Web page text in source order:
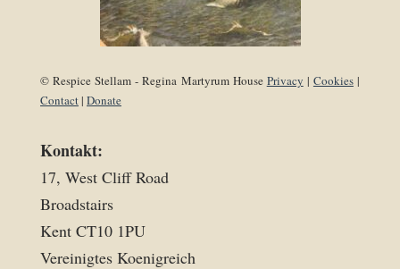
© Respice Stellam - Regina Martyrum House Privacy | Cookies|
Contact| Donate
Kontakt:
17, West Cliff Road
Broadstairs
Kent CT10 1PU
Vereinigtes Koenigreich